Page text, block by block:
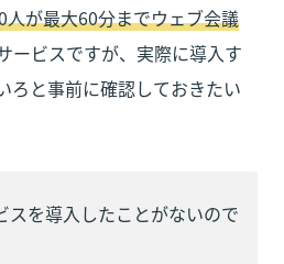
が最大60分までウェブ会議
ービスですが、実際に導入す
ろと事前に確認しておきたい
スを導入したことがないので